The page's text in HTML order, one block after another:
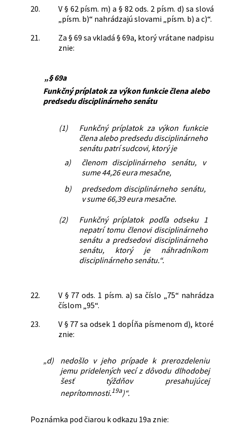
20.
V § 62 písm. m) a § 82 ods. 2 písm. d) sa slová
„písm. b)“ nahrádzajú slovami „písm. b) a c)“.
21.
Za § 69 sa vkladá § 69a, ktorý vrátane nadpisu
znie:
„§ 69a
Funkčný príplatok za výkon funkcie člena alebo
predsedu disciplinárneho senátu
(1)
Funkčný príplatok za výkon funkcie
člena alebo predsedu disciplinárneho
senátu patrí sudcovi, ktorý je
a)
členom disciplinárneho senátu, v
sume 44,26 eura mesačne,
b)
predsedom disciplinárneho senátu,
v sume 66,39 eura mesačne.
(2)
Funkčný príplatok podľa odseku 1
nepatrí tomu členovi disciplinárneho
senátu a predsedovi disciplinárneho
senátu, ktorý je náhradníkom
disciplinárneho senátu.“.
22.
V § 77 ods. 1 písm. a) sa číslo „75“ nahrádza
číslom „95“.
23.
V § 77 sa odsek 1 dopĺňa písmenom d), ktoré
znie:
„d)
nedošlo v jeho prípade k prerozdeleniu
jemu pridelených vecí z dôvodu dlhodobej
šesť týždňov presahujúcej
neprítomnosti.19a)“.
Poznámka pod čiarou k odkazu 19a znie: